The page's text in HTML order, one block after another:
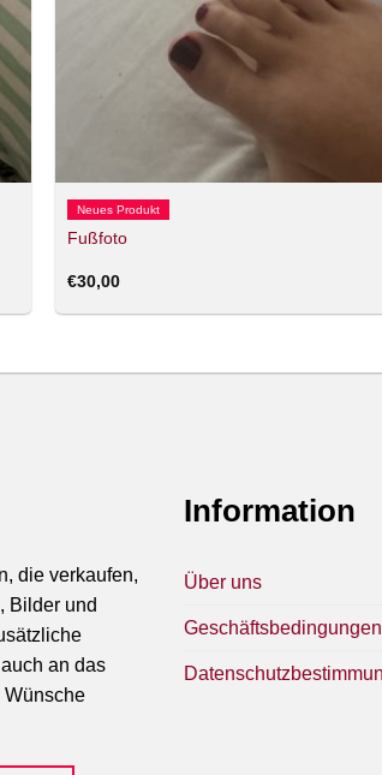
Neues Produkt
Fußfoto
€30,00
die verkaufen,
Bilder und
an das
Wünsche
Information
Über uns
Geschäftsbedingungen